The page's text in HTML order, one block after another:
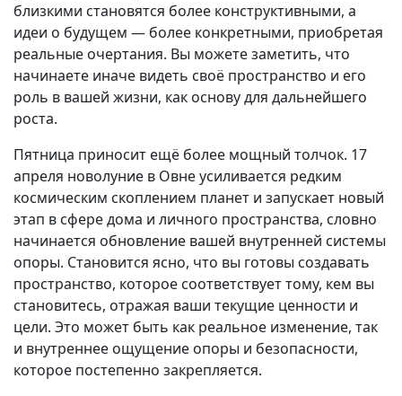
близкими становятся более конструктивными, а
идеи о будущем — более конкретными, приобретая
реальные очертания. Вы можете заметить, что
начинаете иначе видеть своё пространство и его
роль в вашей жизни, как основу для дальнейшего
роста.
Пятница приносит ещё более мощный толчок. 17
апреля новолуние в Овне усиливается редким
космическим скоплением планет и запускает новый
этап в сфере дома и личного пространства, словно
начинается обновление вашей внутренней системы
опоры. Становится ясно, что вы готовы создавать
пространство, которое соответствует тому, кем вы
становитесь, отражая ваши текущие ценности и
цели. Это может быть как реальное изменение, так
и внутреннее ощущение опоры и безопасности,
которое постепенно закрепляется.